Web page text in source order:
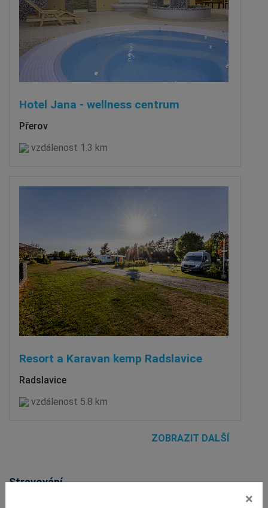
Hotel Jana - wellness centrum
Přerov
vzdálenost 1.3 km
Resort a Karavan kemp Radslavice
Radslavice
vzdálenost 5.8 km
ZOBRAZIT DALŠÍ
Stravování
×